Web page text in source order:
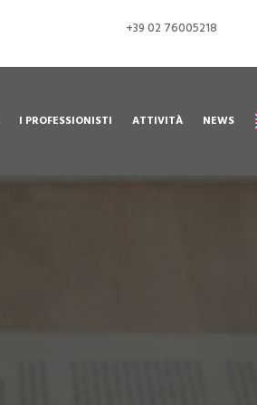
+39 02 76005218
I PROFESSIONISTI ATTIVITÀ NEWS